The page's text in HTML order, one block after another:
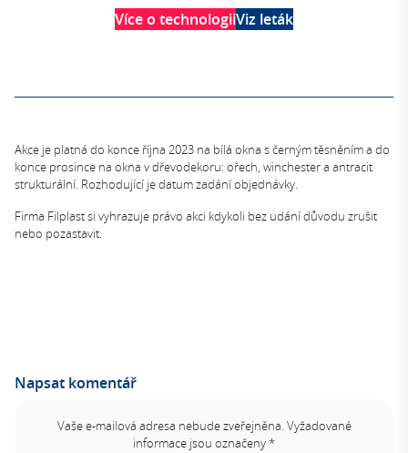
Více o technologiiViz leták
Akce je platná do konce října 2023 na bílá okna s černým těsněním a do
konce prosince na okna v dřevodekoru: ořech, winchester a antracit
strukturální. Rozhodující je datum zadání objednávky.
Firma Filplast si vyhrazuje právo akci kdykoli bez udání důvodu zrušit
nebo pozastavit.
Napsat komentář
Vaše e-mailová adresa nebude zveřejněna. Vyžadované
informace jsou označeny*